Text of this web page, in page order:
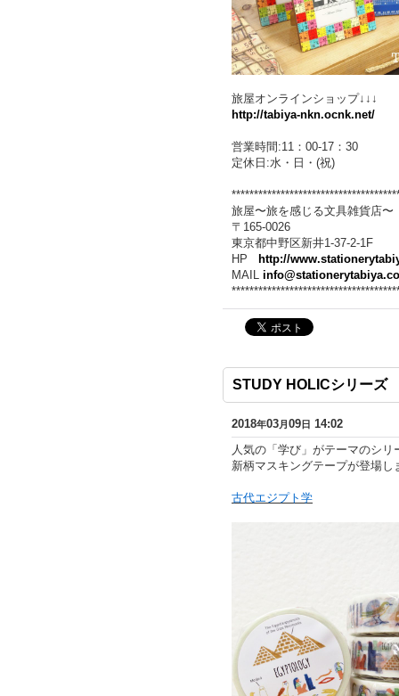
旅屋オンラインショップ↓↓↓
http://tabiya-nkn.ocnk.net/
営業時間:11：00-17：30
定休日:水・日・(祝)
旅屋〜旅を感じる文具雑貨店〜
〒165-0026
東京都中野区新井1-37-2-1F
HP
http://
MAIL
STUDY HOLICシリー
2018年03月09日 14:02
人気の「学び」がテーマのシリ
新柄マスキングテープが登場し
古代エジプト学